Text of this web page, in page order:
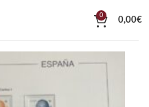
0
0,00€